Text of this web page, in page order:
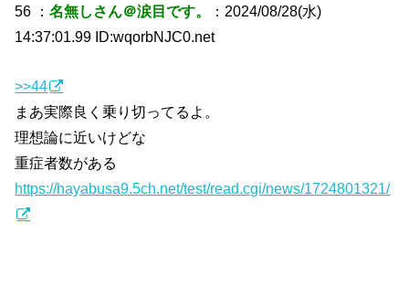
56 ：名無しさん＠涙目です。
：2024/08/28(水)
14:37:01.99 ID:wqorbNJC0.net
>>44
まあ実際良く乗り切ってるよ。
理想論に近いけどな
重症者数がある
https://hayabusa9.5ch.net/test/read.cgi/news/1724801321/